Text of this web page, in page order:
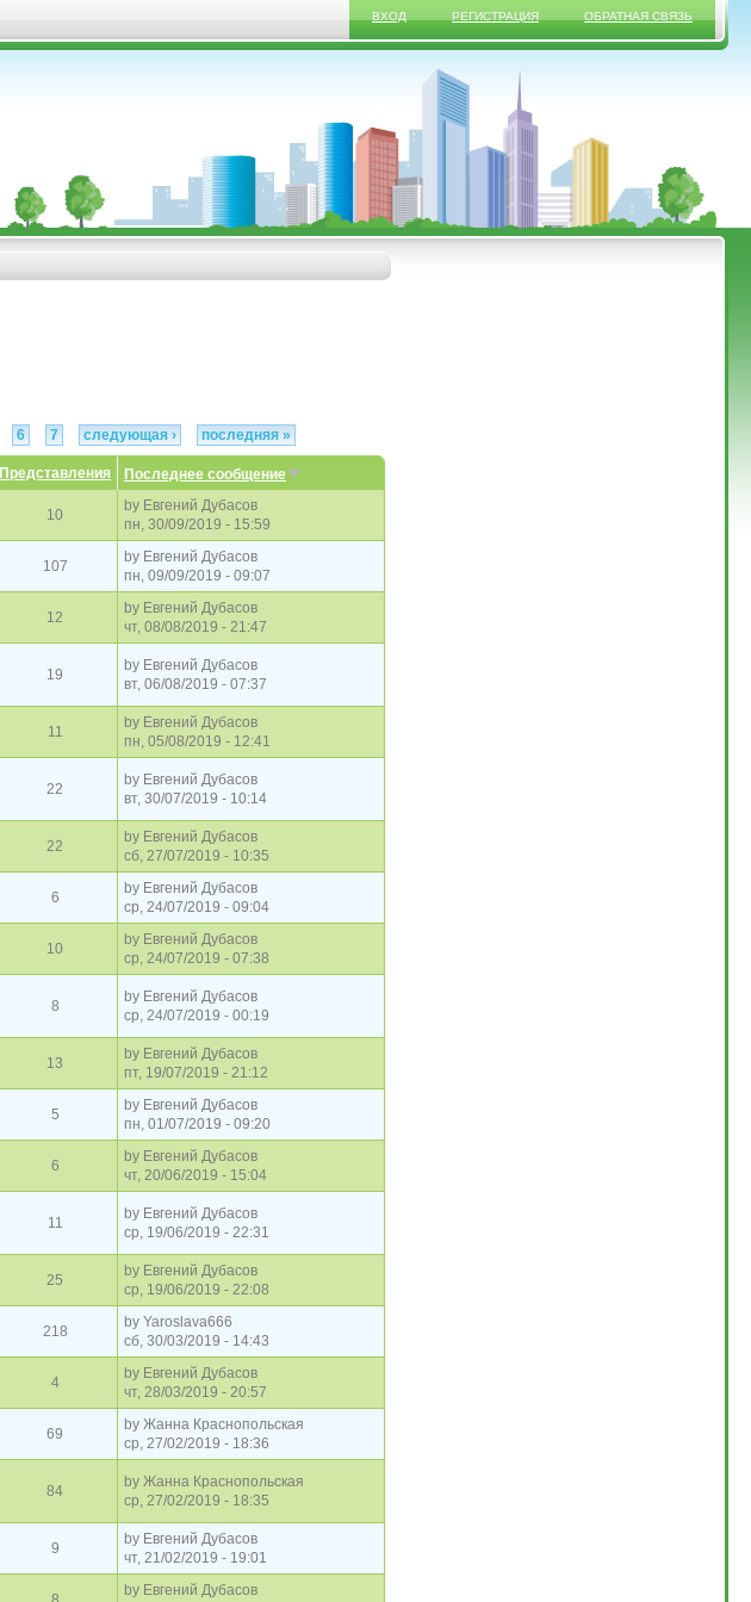
ВХОД РЕГИСТРАЦИЯ ОБРАТНАЯ СВЯЗЬ
6 7 следующая › последняя »
Представления
Последнее сообщение
10
by Евгений Дубасов
пн, 30/09/2019 - 15:59
107
by Евгений Дубасов
пн, 09/09/2019 - 09:07
12
by Евгений Дубасов
чт, 08/08/2019 - 21:47
19
by Евгений Дубасов
вт, 06/08/2019 - 07:37
11
by Евгений Дубасов
пн, 05/08/2019 - 12:41
22
by Евгений Дубасов
вт, 30/07/2019 - 10:14
22
by Евгений Дубасов
сб, 27/07/2019 - 10:35
6
by Евгений Дубасов
ср, 24/07/2019 - 09:04
10
by Евгений Дубасов
ср, 24/07/2019 - 07:38
8
by Евгений Дубасов
ср, 24/07/2019 - 00:19
13
by Евгений Дубасов
пт, 19/07/2019 - 21:12
5
by Евгений Дубасов
пн, 01/07/2019 - 09:20
6
by Евгений Дубасов
чт, 20/06/2019 - 15:04
11
by Евгений Дубасов
ср, 19/06/2019 - 22:31
25
by Евгений Дубасов
ср, 19/06/2019 - 22:08
218
by Yaroslava666
сб, 30/03/2019 - 14:43
4
by Евгений Дубасов
чт, 28/03/2019 - 20:57
69
by Жанна Краснопольская
ср, 27/02/2019 - 18:36
84
by Жанна Краснопольская
ср, 27/02/2019 - 18:35
9
by Евгений Дубасов
чт, 21/02/2019 - 19:01
by Евгений Дубасов